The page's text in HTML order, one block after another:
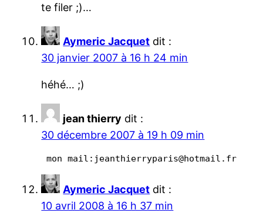
te filer ;)…
Aymeric Jacquet dit :
30 janvier 2007 à 16 h 24 min
héhé… ;)
jean thierry dit :
30 décembre 2007 à 19 h 09 min
mon mail:jeanthierryparis@hotmail.fr
Aymeric Jacquet dit :
10 avril 2008 à 16 h 37 min